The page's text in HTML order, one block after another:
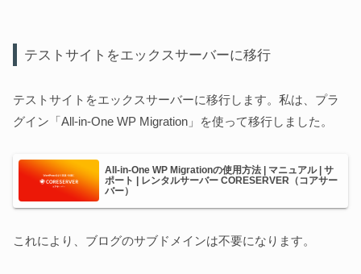
テストサイトをエックスサーバーに移行
テストサイトをエックスサーバーに移行します。私は、プラ
グイン「All-in-One WP Migration」を使って移行しました。
All-in-One WP Migrationの使用方法 | マニュアル | サ
ポート | レンタルサーバー CORESERVER（コアサー
バー）
これにより、ブログのサブドメインは不要になります。